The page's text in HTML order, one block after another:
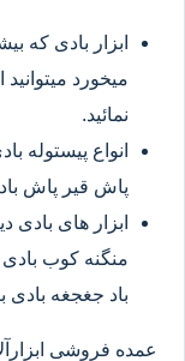
ابزار بادی که
میخورد
نمائید.
انواع پیستوله
پاش قیر پاش
ابزار های بادی
منگنه کوب
باد جغجغه
عمده فروشی